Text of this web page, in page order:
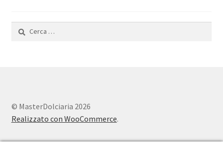
© MasterDolciaria 2026
Realizzato con WooCommerce.